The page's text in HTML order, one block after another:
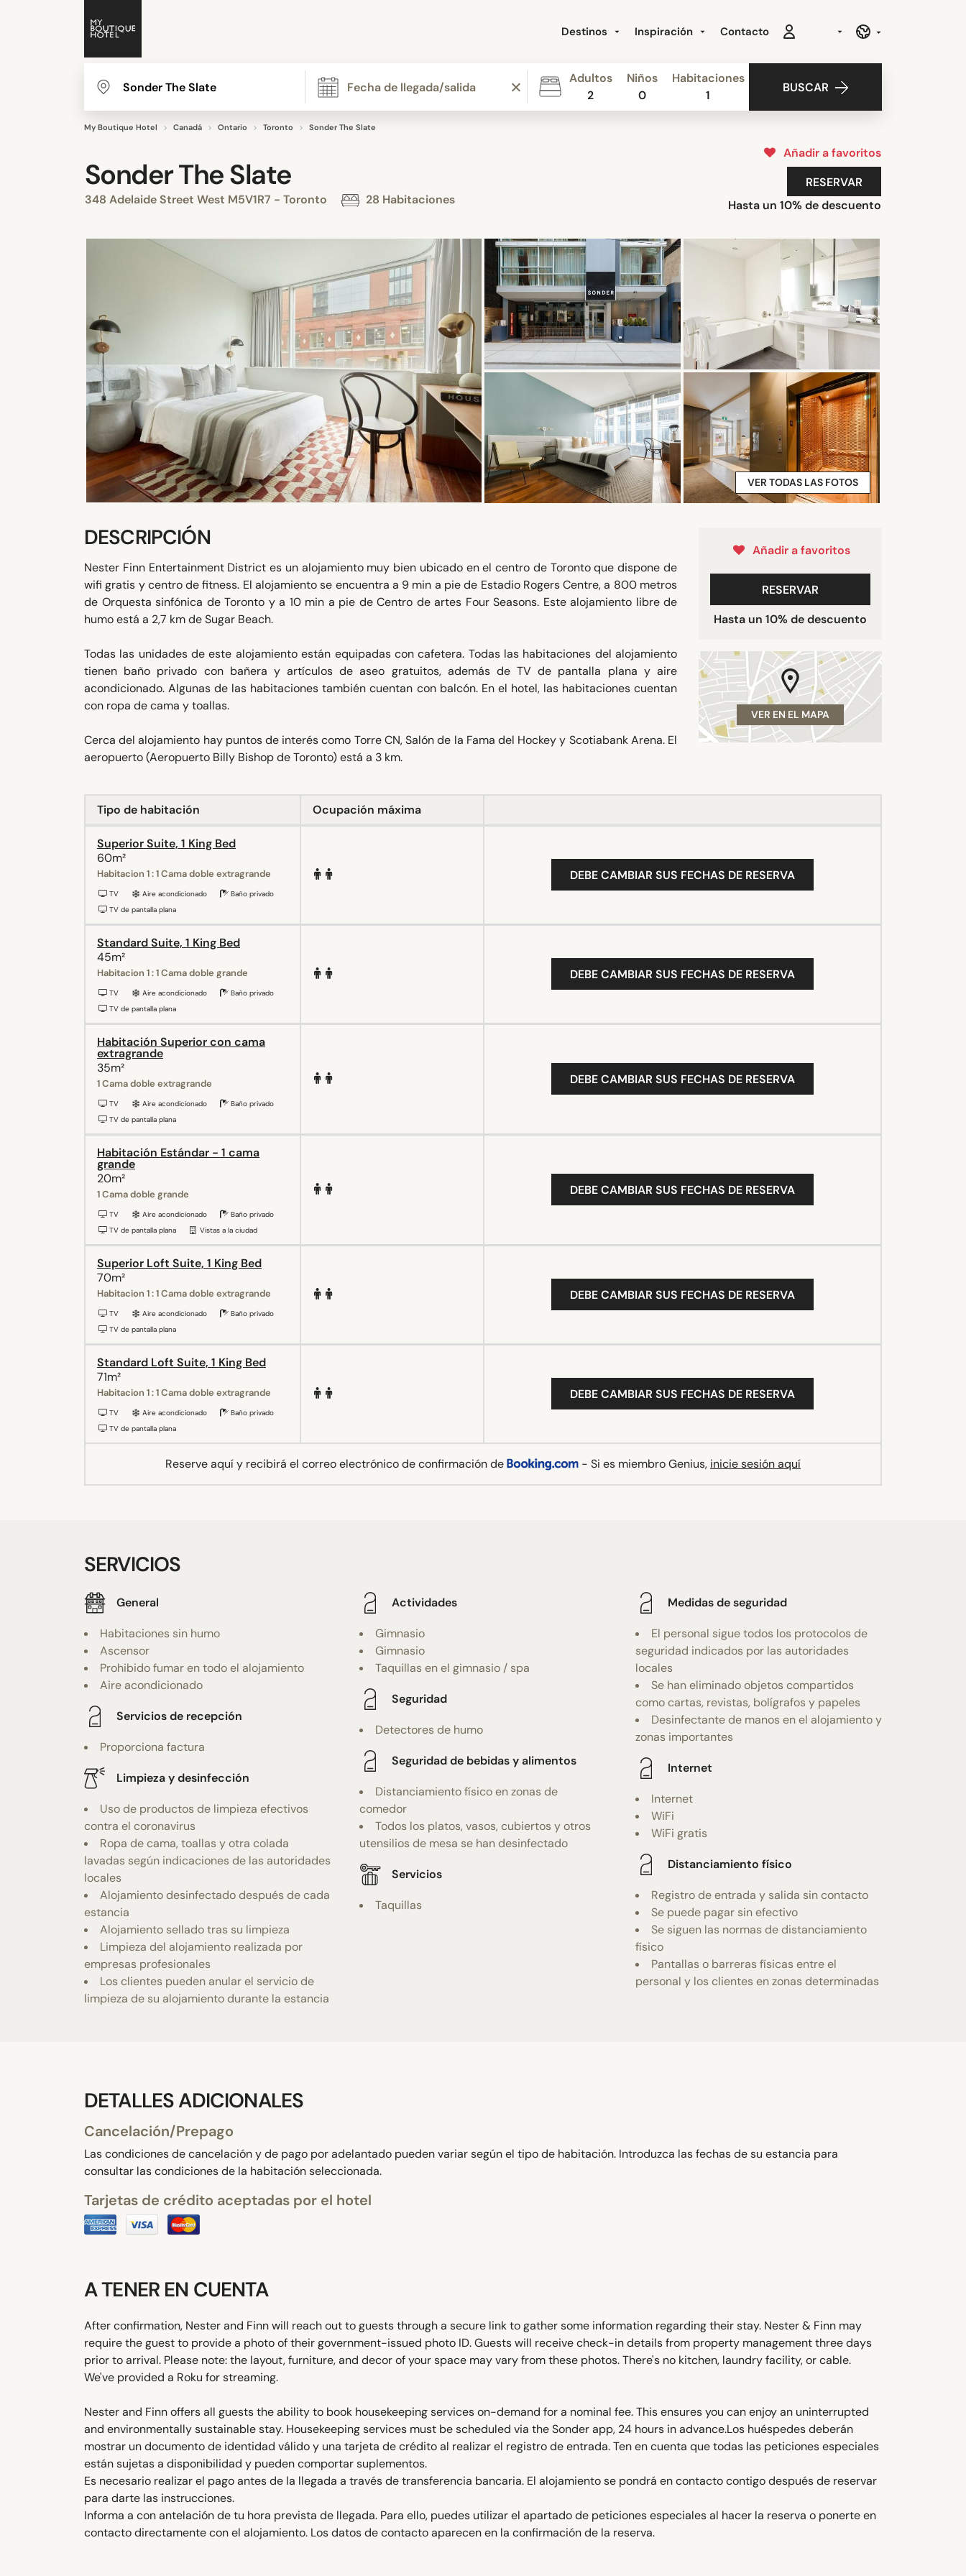
Destinos Inspiración Contacto
Adultos
2
Niños
0
Habitaciones
1
BUSCAR
My Boutique Hotel Canadá Ontario Toronto Sonder The Slate
Sonder The Slate
348 Adelaide Street West M5V1R7 - Toronto 28 Habitaciones
Añadir a favoritos
RESERVAR
Hasta un 10% de descuento
VER TODAS LAS FOTOS
Añadir a favoritos
RESERVAR
Hasta un 10% de descuento
VER EN EL MAPA
DESCRIPCIÓN
Nester Finn Entertainment District es un alojamiento muy bien ubicado en el centro de Toronto que dispone de
wifi gratis y centro de fitness. El alojamiento se encuentra a 9 min a pie de Estadio Rogers Centre, a 800 metros
de Orquesta sinfónica de Toronto y a 10 min a pie de Centro de artes Four Seasons. Este alojamiento libre de
humo está a 2,7 km de Sugar Beach.
Todas las unidades de este alojamiento están equipadas con cafetera. Todas las habitaciones del alojamiento
tienen baño privado con bañera y artículos de aseo gratuitos, además de TV de pantalla plana y aire
acondicionado. Algunas de las habitaciones también cuentan con balcón. En el hotel, las habitaciones cuentan
con ropa de cama y toallas.
Cerca del alojamiento hay puntos de interés como Torre CN, Salón de la Fama del Hockey y Scotiabank Arena. El
aeropuerto (Aeropuerto Billy Bishop de Toronto) está a 3 km.
Tipo de habitación Ocupación máxima
Superior Suite, 1 King Bed
60m²
Habitacion 1 : 1 Cama doble extragrande
TV Aire acondicionado
Baño privado
TV de pantalla plana
DEBE CAMBIAR SUS FECHAS DE RESERVA
Standard Suite, 1 King Bed
45m²
Habitacion 1 : 1 Cama doble grande
TV Aire acondicionado
Baño privado
TV de pantalla plana
DEBE CAMBIAR SUS FECHAS DE RESERVA
Habitación Superior con cama
extragrande
35m²
1 Cama doble extragrande
TV Aire acondicionado
Baño privado
TV de pantalla plana
DEBE CAMBIAR SUS FECHAS DE RESERVA
Habitación Estándar - 1 cama
grande
20m²
1 Cama doble grande
TV Aire acondicionado
Baño privado
TV de pantalla plana
Vistas a la ciudad
DEBE CAMBIAR SUS FECHAS DE RESERVA
Superior Loft Suite, 1 King Bed
70m²
Habitacion 1 : 1 Cama doble extragrande
TV Aire acondicionado
Baño privado
TV de pantalla plana
DEBE CAMBIAR SUS FECHAS DE RESERVA
Standard Loft Suite, 1 King Bed
71m²
Habitacion 1 : 1 Cama doble extragrande
TV Aire acondicionado
Baño privado
TV de pantalla plana
DEBE CAMBIAR SUS FECHAS DE RESERVA
Reserve aquí y recibirá el correo electrónico de confirmación de - Si es miembro Genius, inicie sesión aquí
SERVICIOS
General
Habitaciones sin humo
Ascensor
Prohibido fumar en todo el alojamiento
Aire acondicionado
Servicios de recepción
Proporciona factura
Limpieza y desinfección
Uso de productos de limpieza efectivos
contra el coronavirus
Ropa de cama, toallas y otra colada
lavadas según indicaciones de las autoridades
locales
Alojamiento desinfectado después de cada
estancia
Alojamiento sellado tras su limpieza
Limpieza del alojamiento realizada por
empresas profesionales
Los clientes pueden anular el servicio de
limpieza de su alojamiento durante la estancia
Actividades
Gimnasio
Gimnasio
Taquillas en el gimnasio / spa
Seguridad
Detectores de humo
Seguridad de bebidas y alimentos
Distanciamiento físico en zonas de
comedor
Todos los platos, vasos, cubiertos y otros
utensilios de mesa se han desinfectado
Servicios
Taquillas
Medidas de seguridad
El personal sigue todos los protocolos de
seguridad indicados por las autoridades
locales
Se han eliminado objetos compartidos
como cartas, revistas, bolígrafos y papeles
Desinfectante de manos en el alojamiento y
zonas importantes
Internet
Internet
WiFi
WiFi gratis
Distanciamiento físico
Registro de entrada y salida sin contacto
Se puede pagar sin efectivo
Se siguen las normas de distanciamiento
físico
Pantallas o barreras físicas entre el
personal y los clientes en zonas determinadas
DETALLES ADICIONALES
Cancelación/Prepago
Las condiciones de cancelación y de pago por adelantado pueden variar según el tipo de habitación. Introduzca las fechas de su estancia para
consultar las condiciones de la habitación seleccionada.
Tarjetas de crédito aceptadas por el hotel
A TENER EN CUENTA
After confirmation, Nester and Finn will reach out to guests through a secure link to gather some information regarding their stay. Nester & Finn may
require the guest to provide a photo of their government-issued photo ID. Guests will receive check-in details from property management three days
prior to arrival. Please note: the layout, furniture, and decor of your space may vary from these photos. There's no kitchen, laundry facility, or cable.
We've provided a Roku for streaming.
Nester and Finn offers all guests the ability to book housekeeping services on-demand for a nominal fee. This ensures you can enjoy an uninterrupted
and environmentally sustainable stay. Housekeeping services must be scheduled via the Sonder app, 24 hours in advance.Los huéspedes deberán
mostrar un documento de identidad válido y una tarjeta de crédito al realizar el registro de entrada. Ten en cuenta que todas las peticiones especiales
están sujetas a disponibilidad y pueden comportar suplementos.
Es necesario realizar el pago antes de la llegada a través de transferencia bancaria. El alojamiento se pondrá en contacto contigo después de reservar
para darte las instrucciones.
Informa a con antelación de tu hora prevista de llegada. Para ello, puedes utilizar el apartado de peticiones especiales al hacer la reserva o ponerte en
contacto directamente con el alojamiento. Los datos de contacto aparecen en la confirmación de la reserva.